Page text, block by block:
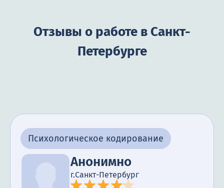
Отзывы о работе в Санкт-
Петербурге
Психологическое кодирование
Анонимно
г.Санкт-Петербург